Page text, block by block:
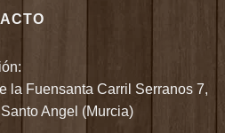
la Fuensanta Carril Serranos 7,
Angel (Murcia)